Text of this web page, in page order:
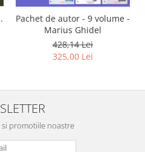
Pachet de autor - 9 volume -
Marius Ghidel
428,14 Lei
325,00 Lei
promotiile noastre